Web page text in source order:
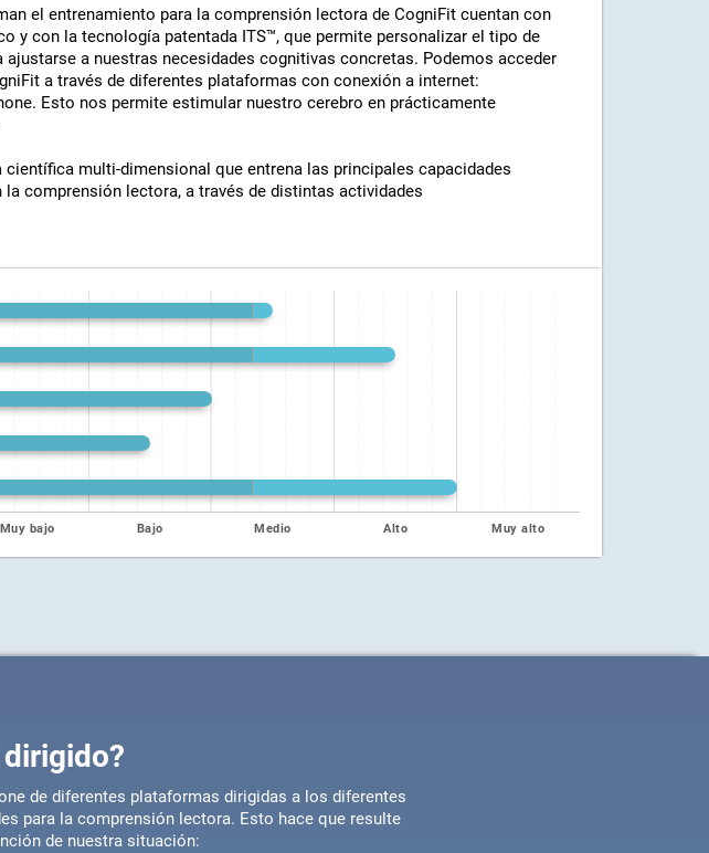
el entrenamiento para la comprensión lectora de CogniFit cuentan con
y con la tecnología patentada ITS™, que permite personalizar el tipo de
ajustarse a nuestras necesidades cognitivas concretas. Podemos acceder
a través de diferentes plataformas con conexión a internet:
Esto nos permite estimular nuestro cerebro en prácticamente
científica multi-dimensional que entrena las principales capacidades
comprensión lectora, a través de distintas actividades
Muy bajo Bajo Medio Alto Muy alto
de diferentes plataformas dirigidas a los diferentes
para la comprensión lectora. Esto hace que resulte
de nuestra situación: